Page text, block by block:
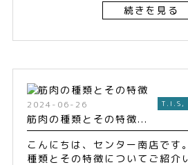
続きを見る
2024-06-26 T.I.S ,
筋肉の種類とその特徴...
こんにちは、センター南店です
種類とその特徴についてご紹介